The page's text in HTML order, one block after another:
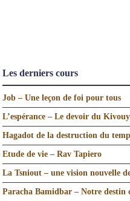
Les derniers cours
Job – Une leçon de foi pour tous
L’espérance – Le devoir du Kivouy
Hagadot de la destruction du
Etude de vie – Rav Tapiero
La Tsniout – une vision nouvelle
Paracha Bamidbar – Notre destin